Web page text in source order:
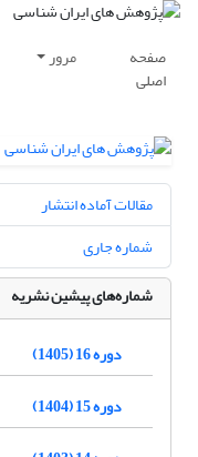
صفحه
اصلی
مرور
مقالات آماده انتشار
شماره جاری
شماره‌های پیشین نشریه
دوره 16 (1405)
دوره 15 (1404)